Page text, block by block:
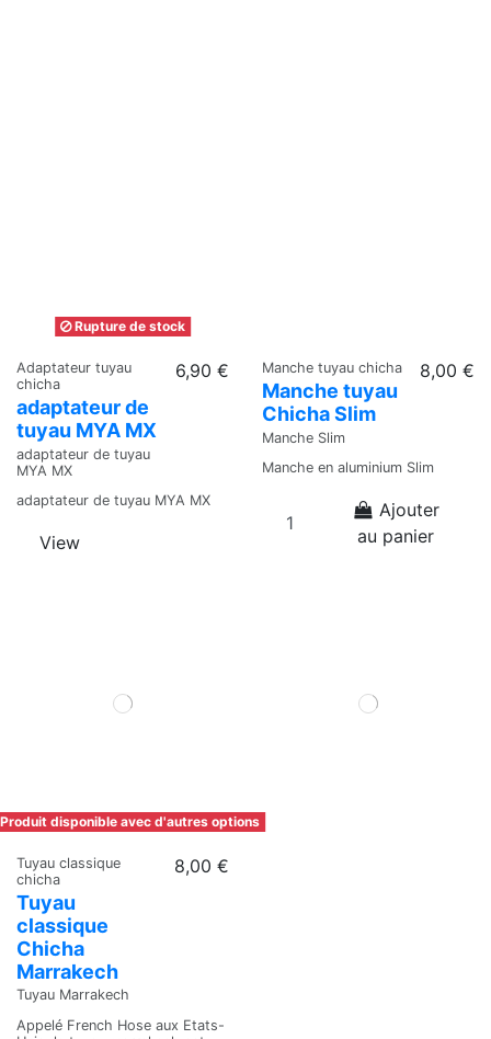
Rupture de stock
Adaptateur tuyau
chicha
adaptateur de
tuyau MYA MX
adaptateur de tuyau
MYA MX
6,90 €
adaptateur de tuyau MYA MX
View
Manche tuyau chicha
Manche tuyau
Chicha Slim
Manche Slim
8,00 €
Manche en aluminium Slim
Ajouter
au panier
disponible avec d'autres options
Tuyau classique
chicha
Tuyau
classique
Chicha
Marrakech
Tuyau Marrakech
8,00 €
Appelé French Hose aux Etats-